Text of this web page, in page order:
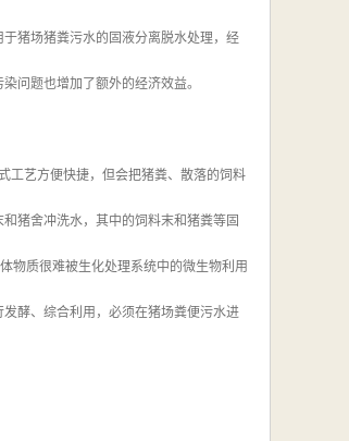
猪场猪粪污水的固液分离脱水处理，经
问题也增加了额外的经济效益。
工艺方便快捷，但会把猪粪、散落的饲料
猪舍冲洗水，其中的饲料末和猪粪等固
物质很难被生化处理系统中的微生物利用
酵、综合利用，必须在猪场粪便污水进